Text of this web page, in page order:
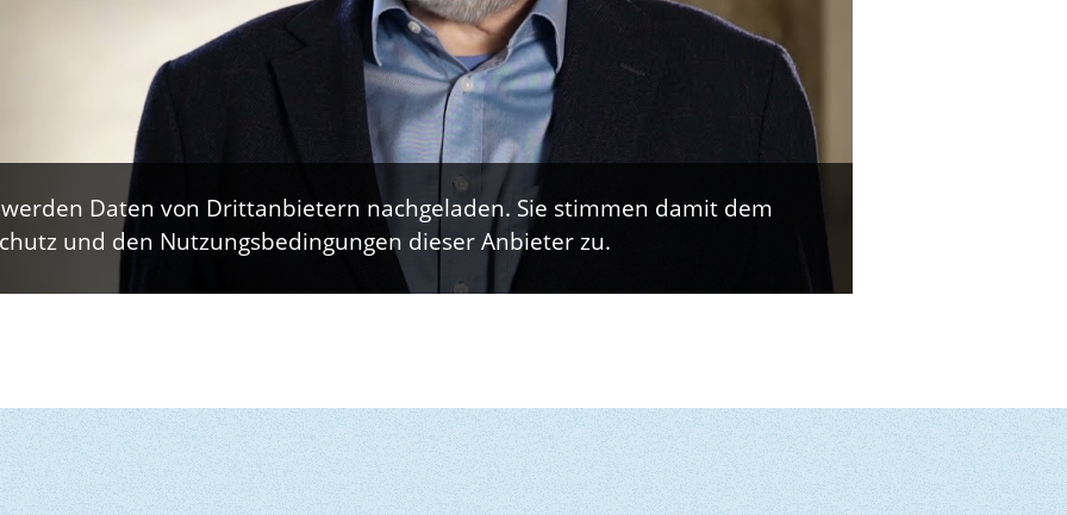
Daten von Drittanbietern nachgeladen. Sie stimmen damit dem
und den Nutzungsbedingungen dieser Anbieter zu.